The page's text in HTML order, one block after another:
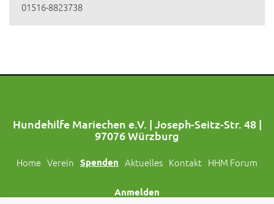
01516-8823738
Hundehilfe Mariechen e.V. | Joseph-Seitz-Str. 48 |
97076 Würzburg
Home Verein Spenden Aktuelles Kontakt HHM Forum
Anmelden